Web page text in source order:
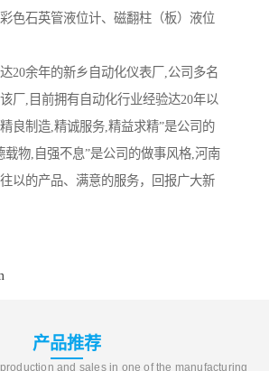
色石英管液位计、磁翻柱（板）液位
20余年的新乡自动化仪表厂,公司多名
厂,目前拥有自动化行业经验达20年以
精良制造,精诚服务,精益求精”是公司的
载物,自强不息”是公司的做事风格,河南
以的产品、满意的服务，回报广大新
产品推荐
and sales in one of the manufacturing